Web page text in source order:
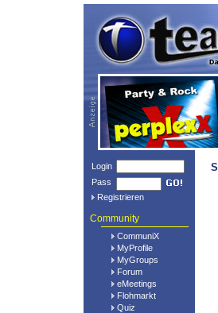
Login
Pass
Registrieren
Community
CommuniX
MyProfile
MyGroups
Forum
eMeetings
Flohmarkt
Quiz